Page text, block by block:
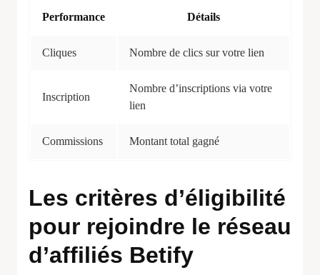
Performance Détails
Cliques Nombre de clics sur votre lien
Inscription
Nombre d’inscriptions via votre
lien
Commissions Montant total gagné
Les critères d’éligibilité
pour rejoindre le réseau
d’affiliés Betify